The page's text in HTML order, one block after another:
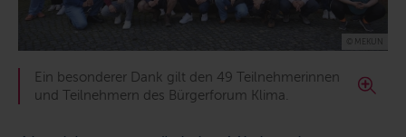
Ein besonderer Dank gilt den 49 Teilnehmerinnen
und Teilnehmern des Bürgerforum Klima.